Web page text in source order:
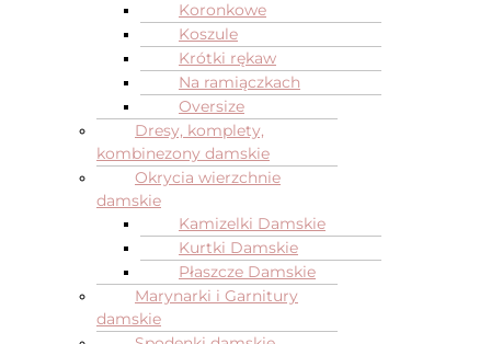
Koronkowe
Koszule
Krótki rękaw
Na ramiączkach
Oversize
Dresy, komplety,
kombinezony damskie
Okrycia wierzchnie
damskie
Kamizelki Damskie
Kurtki Damskie
Płaszcze Damskie
Marynarki i Garnitury
damskie